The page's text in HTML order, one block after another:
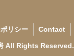
リシー Contact
All Rights Reserved.